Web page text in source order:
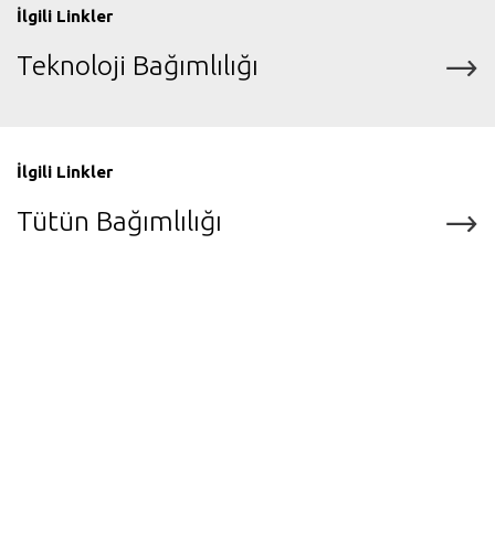
İlgili Linkler
Teknoloji Bağımlılığı
İlgili Linkler
Tütün Bağımlılığı